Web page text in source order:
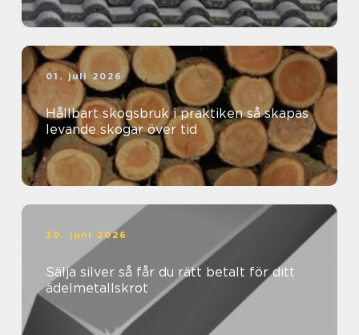
01. juli 2026
Hållbart skogsbruk i praktiken så skapas
levande skogar över tid
30. juni 2026
Sälja silver så får du rätt betalt för ditt
ädelmetallskrot